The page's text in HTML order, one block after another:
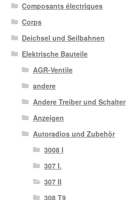
Composants électriques
Corps
Deichsel und Seilbahnen
Elektrische Bauteile
AGR-Ventile
andere
Andere Treiber und Schalter
Anzeigen
Autoradios und Zubehör
3008 I
307 I.
307 II
308 T9